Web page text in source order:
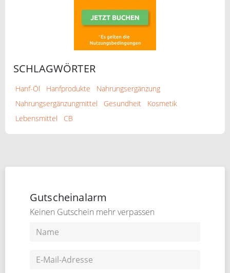
SCHLAGWÖRTER
Hanf-Öl Hanfprodukte
Nahrungsergänzung
Nahrungsergänzungmittel
Gesundheit
Kosmetik
Lebensmittel
CB
Gutscheinalarm
Keinen Gutschein mehr verpassen